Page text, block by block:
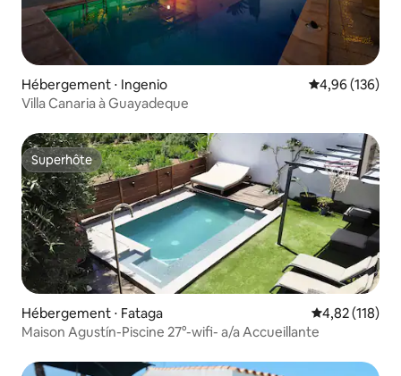
Hébergement ⋅ Ingenio Évaluation
4,96 (136)
Villa Canaria à Guayadeque
Superhôte
Superhôte
Hébergement ⋅ Fataga Évaluation
4,82 (118)
Maison Agustín-Piscine 27°-wifi- a/a Accueillante